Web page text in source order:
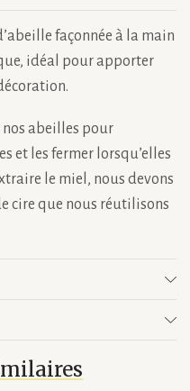
façonnée à la main
idéal pour apporter
nos abeilles pour
et les fermer lorsqu’elles
le miel, nous devons
cire que nous réutilisons